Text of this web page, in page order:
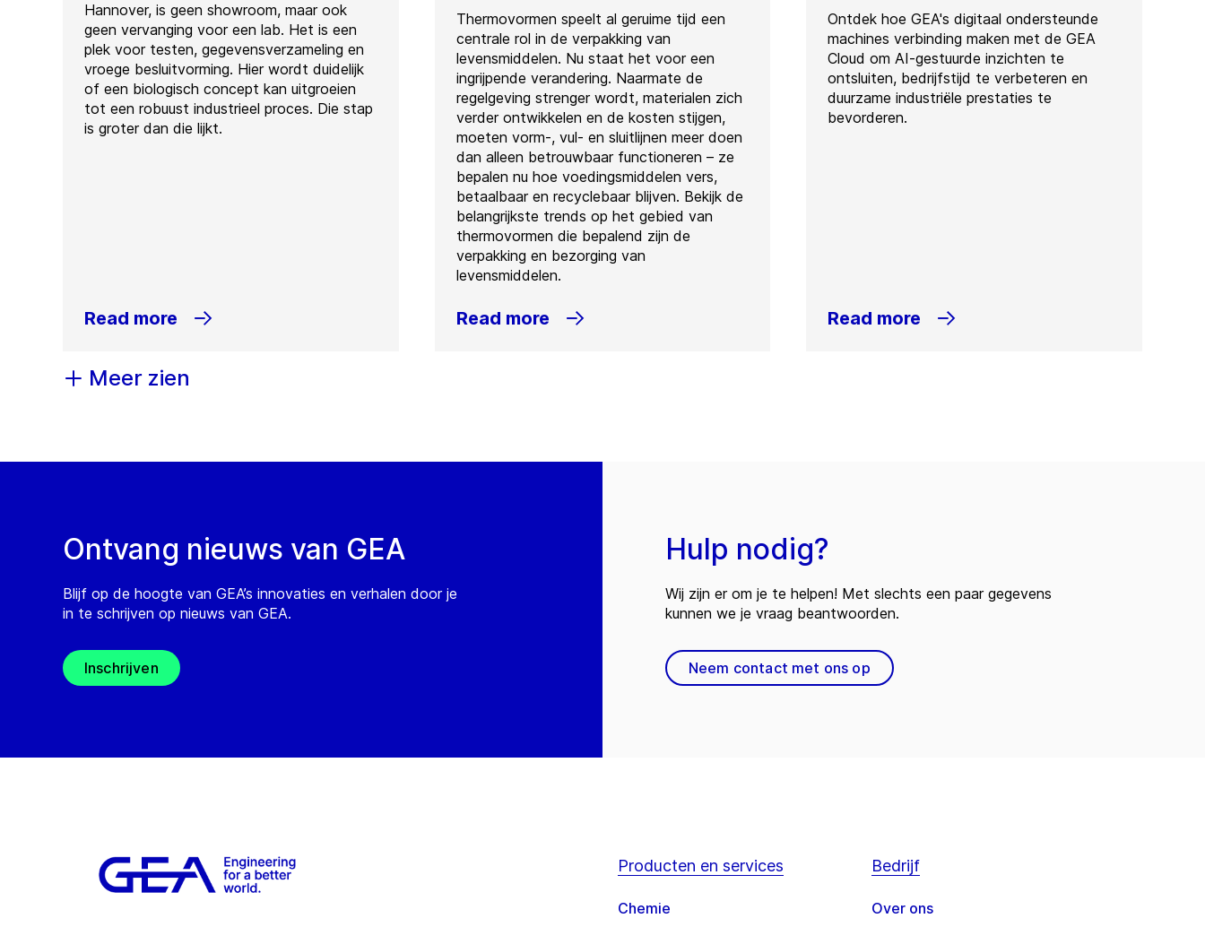
Hannover, is geen showroom, maar ook
geen vervanging voor een lab. Het is een
plek voor testen, gegevensverzameling en
vroege besluitvorming. Hier wordt duidelijk
of een biologisch concept kan uitgroeien
tot een robuust industrieel proces. Die stap
is groter dan die lijkt.
Read more
Thermovormen speelt al geruime tijd een
centrale rol in de verpakking van
levensmiddelen. Nu staat het voor een
ingrijpende verandering. Naarmate de
regelgeving strenger wordt, materialen zich
verder ontwikkelen en de kosten stijgen,
moeten vorm-, vul- en sluitlijnen meer doen
dan alleen betrouwbaar functioneren – ze
bepalen nu hoe voedingsmiddelen vers,
betaalbaar en recyclebaar blijven. Bekijk de
belangrijkste trends op het gebied van
thermovormen die bepalend zijn de
verpakking en bezorging van
levensmiddelen.
Read more
Ontdek hoe GEA's digitaal ondersteunde
machines verbinding maken met de GEA
Cloud om AI-gestuurde inzichten te
ontsluiten, bedrijfstijd te verbeteren en
duurzame industriële prestaties te
bevorderen.
Read more
Meer zien
Ontvang nieuws van GEA
Blijf op de hoogte van GEA’s innovaties en verhalen door je
in te schrijven op nieuws van GEA.
Inschrijven
Hulp nodig?
Wij zijn er om je te helpen! Met slechts een paar gegevens
kunnen we je vraag beantwoorden.
Neem contact met ons op
Producten en services
Chemie
Bedrijf
Over ons